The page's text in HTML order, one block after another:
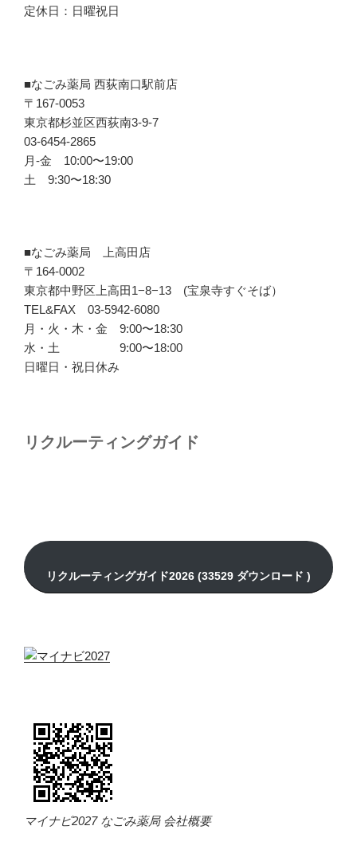
定休日：日曜祝日
■なごみ薬局 西荻南口駅前店
〒167-0053
東京都杉並区西荻南3-9-7
03-6454-2865
月-金 10:00〜19:00
土 9:30〜18:30
■なごみ薬局 上高田店
〒164-0002
東京都中野区上高田1−8−13 (宝泉寺すぐそば）
TEL&FAX 03-5942-6080
月・火・木・金 9:00〜18:30
水・土 9:00〜18:00
日曜日・祝日休み
リクルーティングガイド
マイナビ2027 なごみ薬局 会社概要